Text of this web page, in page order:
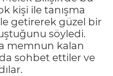
kişi ile tanışma
getirerek güzel bir
söyledi.
memnun kalan
sohbet ettiler ve